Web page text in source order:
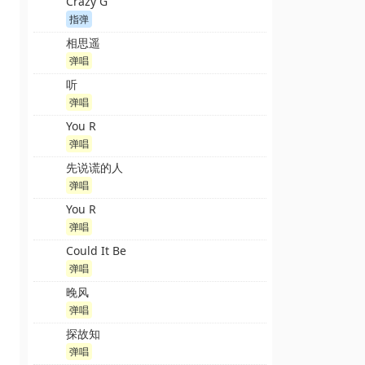
指弹
相思遥
弹唱
听
弹唱
You R
弹唱
先说谎的人
弹唱
You R
弹唱
Could It Be
弹唱
晚风
弹唱
探故知
弹唱